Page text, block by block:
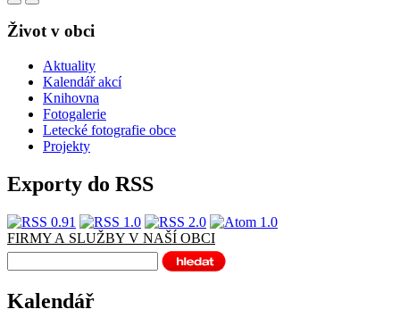
Život v obci
Aktuality
Kalendář akcí
Knihovna
Fotogalerie
Letecké fotografie obce
Projekty
Exporty do RSS
FIRMY A SLUŽBY V NAŠÍ OBCI
Kalendář